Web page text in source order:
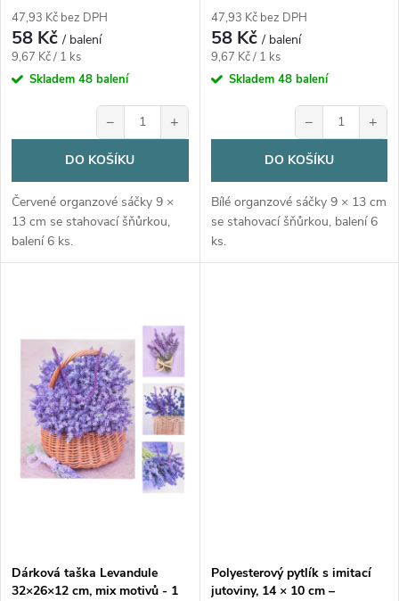
u
k
t
ů
d
u
ů
47,93 Kč bez DPH
58 Kč/ balení
Měrná
cena:
9,67 Kč / 1 ks
Skladem 48 balení
− +
DO KOŠÍKU
Červené organzové sáčky 9 ×
13 cm se stahovací šňůrkou,
balení 6 ks.
47,93 Kč bez DPH
58 Kč/ balení
Měrná
cena:
9,67 Kč / 1 ks
Skladem 48 balení
− +
DO KOŠÍKU
Bílé organzové sáčky 9 × 13 cm
se stahovací šňůrkou, balení 6
ks.
Dárková taška Levandule
32×26×12 cm, mix motivů - 1
Polyesterový pytlík s imitací
jutoviny, 14 × 10 cm –